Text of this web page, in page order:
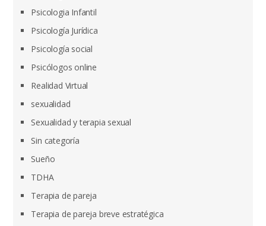
Psicologia Infantil
Psicología Jurídica
Psicología social
Psicólogos online
Realidad Virtual
sexualidad
Sexualidad y terapia sexual
Sin categoría
Sueño
TDHA
Terapia de pareja
Terapia de pareja breve estratégica